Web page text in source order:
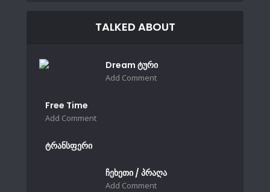
TALKED ABOUT
Dream ტური
Add Comment
Free Time
Add Comment
ტრანსფერი
ჩეხეთი / პრაღა
Add Comment